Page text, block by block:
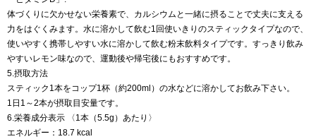
体づくりに欠かせない栄養素で、カルシウムと一緒に摂ることで丈夫に支える
力をはぐくみます。水に溶かして飲む1回使いきりのスティックタイプなので、
使いやすく携帯しやすい水に溶かして飲む粉末飲料タイプです。すっきり飲み
やすいレモン味なので、運動後や帰宅後にもおすすめです。
5.摂取方法
スティック1本をコップ1杯（約200ml）の水などに溶かしてお飲み下さい。
1日1～2本が摂取目安量です。
6.栄養成分表示 〈1本（5.5g）あたり〉
エネルギー：18.7 kcal